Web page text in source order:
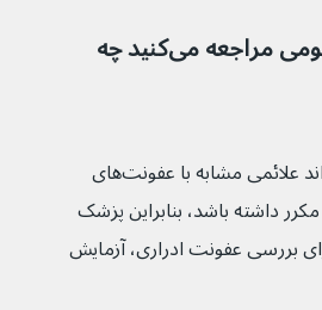
وقتی به پزشک عمومی مراجعه می‌کنید چه
سندرم درد مثانه می‌تواند علائمی مشابه با عفونت‌های
داشته باشد، بنابراین پزشک
عفونت ادراری، آزمایش